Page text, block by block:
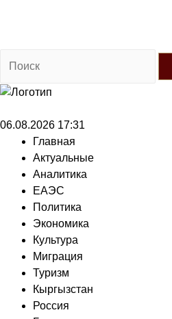
06.08.2026 17:31
Главная
Актуальные
Аналитика
ЕАЭС
Политика
Экономика
Культура
Миграция
Туризм
Кыргызстан
Россия